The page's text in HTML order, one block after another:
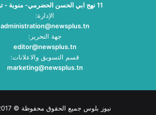
11 نهج ابي الحسن الحضرمي- منوبة - تونس
الإدارة:
administration@newsplus.tn
جهة التحرير:
editor@newsplus.tn
قسم التسويق والاعلانات:
marketing@newsplus.tn
نيوز بلوس جميع الحقوق محفوظة © 2017-2026